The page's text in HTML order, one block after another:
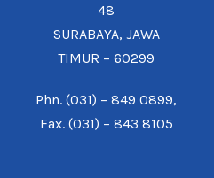
48
SURABAYA, JAWA
TIMUR – 60299
Phn. (031) – 849 0899,
Fax. (031) – 843 8105